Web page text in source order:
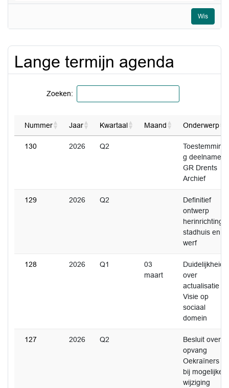
Wis
Lange termijn agenda
Zoeken:
Nummer Jaar Kwartaal Maand Onderwerp
130 2026 Q2
Toestemmin
g deelname
GR Drents
Archief
129 2026 Q2
Definitief
ontwerp
herinrichting
stadhuis en
werf
128 2026 Q1
03
maart
Duidelijkheid
over
actualisatie
Visie op
sociaal
domein
127 2026 Q2
Besluit over
opvang
Oekraïners
bij mogelijke
wijziging